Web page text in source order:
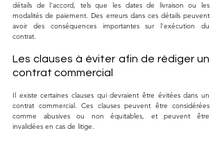
détails de l'accord, tels que les dates de livraison ou les
modalités de paiement. Des erreurs dans ces détails peuvent
avoir des conséquences importantes sur l'exécution du
contrat.
Les clauses à éviter afin de rédiger un
contrat commercial
Il existe certaines clauses qui devraient être évitées dans un
contrat commercial. Ces clauses peuvent être considérées
comme abusives ou non équitables, et peuvent être
invalidées en cas de litige.